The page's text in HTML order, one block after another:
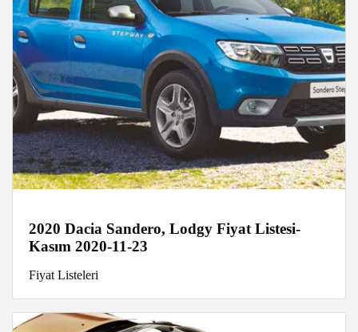
2020 Dacia Sandero, Lodgy Fiyat Listesi-
Kasım 2020-11-23
Fiyat Listeleri